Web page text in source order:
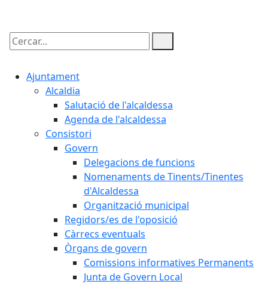
Cercar:
Ajuntament
Alcaldia
Salutació de l'alcaldessa
Agenda de l'alcaldessa
Consistori
Govern
Delegacions de funcions
Nomenaments de Tinents/Tinentes
d'Alcaldessa
Organització municipal
Regidors/es de l'oposició
Càrrecs eventuals
Òrgans de govern
Comissions informatives Permanents
Junta de Govern Local